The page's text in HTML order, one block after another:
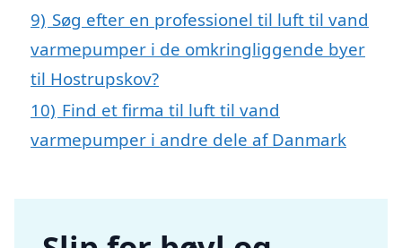
9) Søg efter en professionel til luft til vand
varmepumper i de omkringliggende byer
til Hostrupskov?
10) Find et firma til luft til vand
varmepumper i andre dele af Danmark